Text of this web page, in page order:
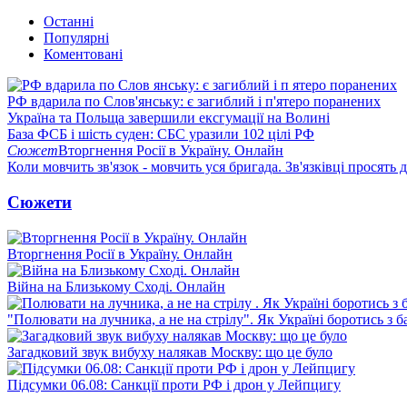
Останні
Популярні
Коментовані
РФ вдарила по Слов'янську: є загиблий і п'ятеро поранених
Україна та Польща завершили ексгумації на Волині
База ФСБ і шість суден: СБС уразили 102 цілі РФ
СюжетВторгнення Росії в Україну. Онлайн
Коли мовчить зв'язок - мовчить уся бригада. Зв'язківці просять
Сюжети
Вторгнення Росії в Україну. Онлайн
Війна на Близькому Сході. Онлайн
"Полювати на лучника, а не на стрілу". Як Україні боротись з
Загадковий звук вибуху налякав Москву: що це було
Підсумки 06.08: Санкції проти РФ і дрон у Лейпцигу